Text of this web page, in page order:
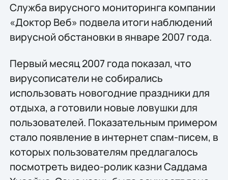
Служба вирусного мониторинга компании
«Доктор Веб» подвела итоги наблюдений
вирусной обстановки в январе 2007 года.
Первый месяц 2007 года показал, что
вирусописатели не собирались
использовать новогодние праздники для
отдыха, а готовили новые ловушки для
пользователей. Показательным примером
стало появление в интернет спам-писем, в
которых пользователям предлагалось
посмотреть видео-ролик казни Саддама